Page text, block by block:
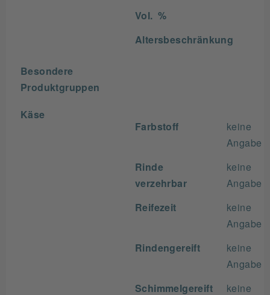
Vol. %
Altersbeschränkung
Besondere
Produktgruppen
Käse
Farbstoff
keine
Angabe
Rinde
verzehrbar
keine
Angabe
Reifezeit
keine
Angabe
Rindengereift
keine
Angabe
Schimmelgereift
keine